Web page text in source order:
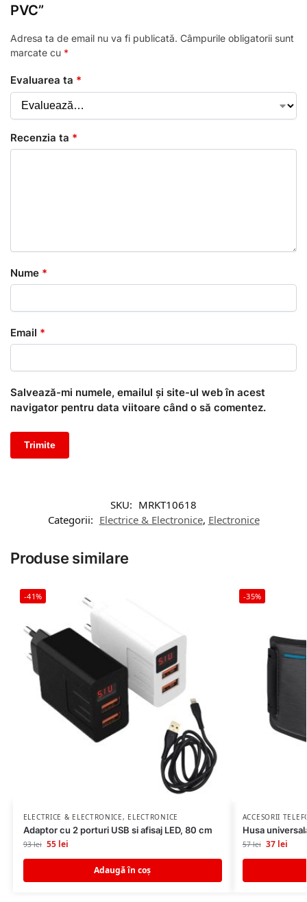
PVC”
Adresa ta de email nu va fi publicată. Câmpurile obligatorii sunt
marcate cu *
Evaluarea ta *
Recenzia ta *
Nume *
Email *
Salvează-mi numele, emailul și site-ul web în acest
navigator pentru data viitoare când o să comentez.
SKU: MRKT10618
Categorii: Electrice & Electronice, Electronice
Produse similare
-41%
ELECTRICE & ELECTRONICE, ELECTRONICE
Adaptor cu 2 porturi USB si afisaj LED, 80 cm
93lei 55 lei
Adaugă în coș
-35%
ACCESORII
Husa
57lei 37 lei